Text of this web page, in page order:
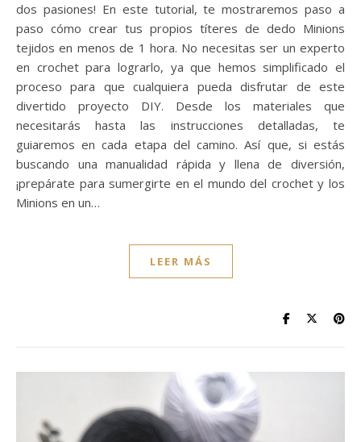
dos pasiones! En este tutorial, te mostraremos paso a
paso cómo crear tus propios títeres de dedo Minions
tejidos en menos de 1 hora. No necesitas ser un experto
en crochet para lograrlo, ya que hemos simplificado el
proceso para que cualquiera pueda disfrutar de este
divertido proyecto DIY. Desde los materiales que
necesitarás hasta las instrucciones detalladas, te
guiaremos en cada etapa del camino. Así que, si estás
buscando una manualidad rápida y llena de diversión,
¡prepárate para sumergirte en el mundo del crochet y los
Minions en un…
LEER MÁS